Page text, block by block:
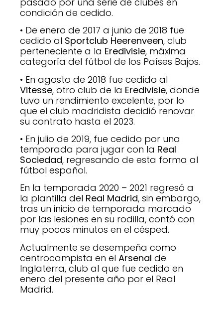
condición de cedido.
• De enero de 2017 a junio de 2018 fue
cedido al Sportclub Heerenveen, club
perteneciente a la Eredivisie, máxima
categoría del fútbol de los Países Bajos.
• En agosto de 2018 fue cedido al
Vitesse, otro club de la Eredivisie, donde
tuvo un rendimiento excelente, por lo
que el club madridista decidió renovar
su contrato hasta el 2023.
• En julio de 2019, fue cedido por una
temporada para jugar con la Real
Sociedad, regresando de esta forma al
fútbol español.
En la temporada 2020 – 2021 regresó a
la plantilla del Real Madrid, sin embargo,
tras un inicio de temporada marcado
por las lesiones en su rodilla, contó con
muy pocos minutos en el césped.
Actualmente se desempeña como
centrocampista en el Arsenal de
Inglaterra, club al que fue cedido en
enero del presente año por el Real
Madrid.